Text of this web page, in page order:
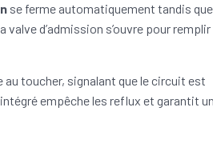
se ferme automatiquement tandis
d’admission s’ouvre pour remplir
au toucher, signalant que le circuit est
empêche les reflux et garantit